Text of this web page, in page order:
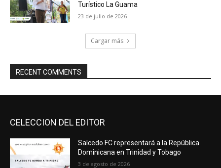
Turístico La Guama
23 de julio de 2026
Cargar más
RECENT COMMENTS
CELECCION DEL EDITOR
Salcedo FC representará a la República
Dominicana en Trinidad y Tobago
3 de agosto de 2026